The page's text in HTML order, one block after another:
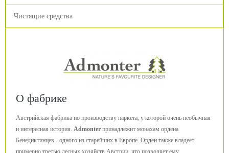
Чистящие средства
О фабрике
Австрийская фабрика по производству паркета, у которой очень необычная
и интересная история. Admonter принадлежит монахам ордена
Бенедиктинцев - одного из старейших в Европе. Орден также владеет
примерно третью лесных хозяйств Австрии, что позволяет ему